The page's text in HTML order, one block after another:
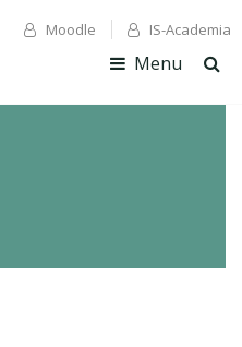
Moodle IS-Academia
Menu
la